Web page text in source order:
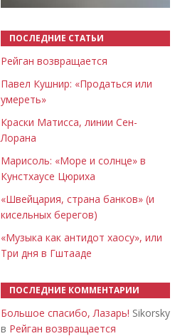
ПОСЛЕДНИЕ СТАТЬИ
Рейган возвращается
Павел Кушнир: «Продаться или
умереть»
Краски Матисса, линии Сен-
Лорана
Марисоль: «Море и солнце» в
Кунстхаусе Цюриха
«Швейцария, страна банков» (и
кисельных берегов)
«Музыка как антидот хаосу», или
Три дня в Гштааде
ПОСЛЕДНИЕ КОММЕНТАРИИ
Большое спасибо, Лазарь! Sikorsky
в Рейган возвращается